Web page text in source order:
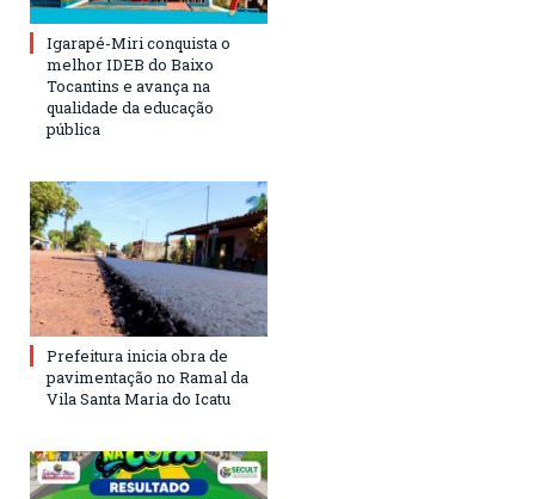
Igarapé-Miri conquista o
melhor IDEB do Baixo
Tocantins e avança na
qualidade da educação
pública
Prefeitura inicia obra de
pavimentação no Ramal da
Vila Santa Maria do Icatu